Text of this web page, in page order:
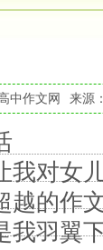
中作文网 来源
我对女
越的作
我羽翼